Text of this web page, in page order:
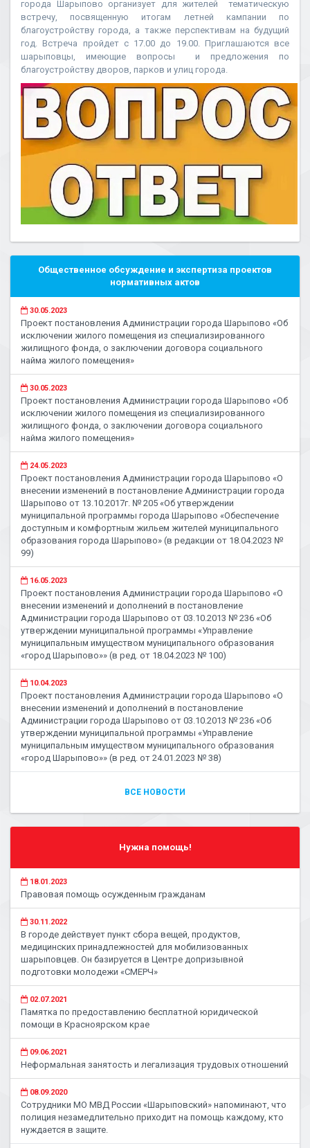
города Шарыпово организует для жителей тематическую
встречу, посвященную итогам летней кампании по
благоустройству города, а также перспективам на будущий
год. Встреча пройдет с 17.00 до 19.00. Приглашаются все
шарыповцы, имеющие вопросы и предложения по
благоустройству дворов, парков и улиц города.
Общественное обсуждение и экспертиза проектов
нормативных актов
30.05.2023
Проект постановления Администрации города Шарыпово «Об
исключении жилого помещения из специализированного
жилищного фонда, о заключении договора социального
найма жилого помещения»
30.05.2023
Проект постановления Администрации города Шарыпово «Об
исключении жилого помещения из специализированного
жилищного фонда, о заключении договора социального
найма жилого помещения»
24.05.2023
Проект постановления Администрации города Шарыпово «О
внесении изменений в постановление Администрации города
Шарыпово от 13.10.2017г. № 205 «Об утверждении
муниципальной программы города Шарыпово «Обеспечение
доступным и комфортным жильем жителей муниципального
образования города Шарыпово» (в редакции от 18.04.2023 №
99)
16.05.2023
Проект постановления Администрации города Шарыпово «О
внесении изменений и дополнений в постановление
Администрации города Шарыпово от 03.10.2013 № 236 «Об
утверждении муниципальной программы «Управление
муниципальным имуществом муниципального образования
«город Шарыпово»» (в ред. от 18.04.2023 № 100)
10.04.2023
Проект постановления Администрации города Шарыпово «О
внесении изменений и дополнений в постановление
Администрации города Шарыпово от 03.10.2013 № 236 «Об
утверждении муниципальной программы «Управление
муниципальным имуществом муниципального образования
«город Шарыпово»» (в ред. от 24.01.2023 № 38)
ВСЕ НОВОСТИ
Нужна помощь!
18.01.2023
Правовая помощь осужденным гражданам
30.11.2022
В городе действует пункт сбора вещей, продуктов,
медицинских принадлежностей для мобилизованных
шарыповцев. Он базируется в Центре допризывной
подготовки молодежи «СМЕРЧ»
02.07.2021
Памятка по предоставлению бесплатной юридической
помощи в Красноярском крае
09.06.2021
Неформальная занятость и легализация трудовых отношений
08.09.2020
Сотрудники МО МВД России «Шарыповский» напоминают, что
полиция незамедлительно приходит на помощь каждому, кто
нуждается в защите.